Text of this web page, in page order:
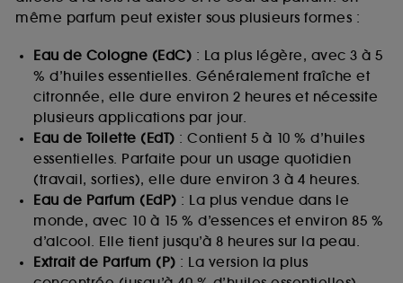
même parfum peut exister sous plusieurs formes :
Eau de Cologne (EdC) : La plus légère, avec 3 à 5
% d’huiles essentielles. Généralement fraîche et
citronnée, elle dure environ 2 heures et nécessite
plusieurs applications par jour.
Eau de Toilette (EdT) : Contient 5 à 10 % d’huiles
essentielles. Parfaite pour un usage quotidien
(travail, sorties), elle dure environ 3 à 4 heures.
Eau de Parfum (EdP) : La plus vendue dans le
monde, avec 10 à 15 % d’essences et environ 85 %
d’alcool. Elle tient jusqu’à 8 heures sur la peau.
Extrait de Parfum (P) : La version la plus